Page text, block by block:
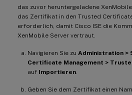
das zuvor heruntergeladene
das Zertifikat in den Trusted
erforderlich, damit Cisco ISE die
XenMobile Server vertraut.
Navigieren Sie zu Administration >
Certificate Management >
auf Importieren.
Geben Sie dem Zertifikat einen